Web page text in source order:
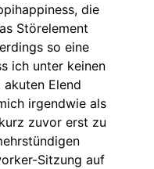
die
Störelement
so eine
ich unter keinen
akuten Elend
irgendwie als
zuvor erst zu
Sitzung auf